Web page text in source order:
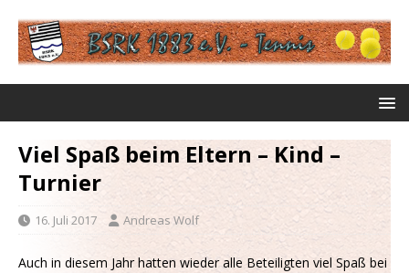
Viel Spaß beim Eltern – Kind –
Turnier
16. Juli 2017 Andreas Wolf
Auch in diesem Jahr hatten wieder alle Beteiligten viel Spaß bei